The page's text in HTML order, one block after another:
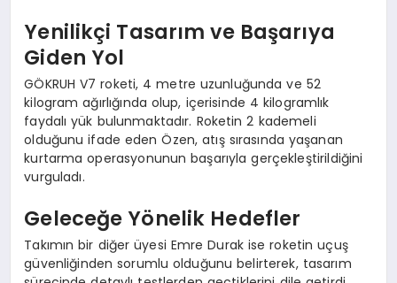
Yenilikçi Tasarım ve Başarıya
Giden Yol
GÖKRUH V7 roketi, 4 metre uzunluğunda ve 52
kilogram ağırlığında olup, içerisinde 4 kilogramlık
faydalı yük bulunmaktadır. Roketin 2 kademeli
olduğunu ifade eden Özen, atış sırasında yaşanan
kurtarma operasyonunun başarıyla gerçekleştirildiğini
vurguladı.
Geleceğe Yönelik Hedefler
Takımın bir diğer üyesi Emre Durak ise roketin uçuş
güvenliğinden sorumlu olduğunu belirterek, tasarım